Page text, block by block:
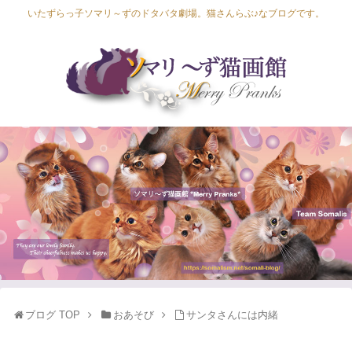
いたずらっ子ソマリ～ずのドタバタ劇場。猫さんらぶ♪なブログです。
Lapis Luna
Lucia Lino
Lycka Leal
Laula
ブログ TOP おあそび サンタさんには内緒